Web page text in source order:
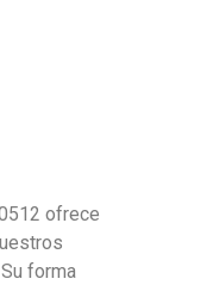
ofrece
forma